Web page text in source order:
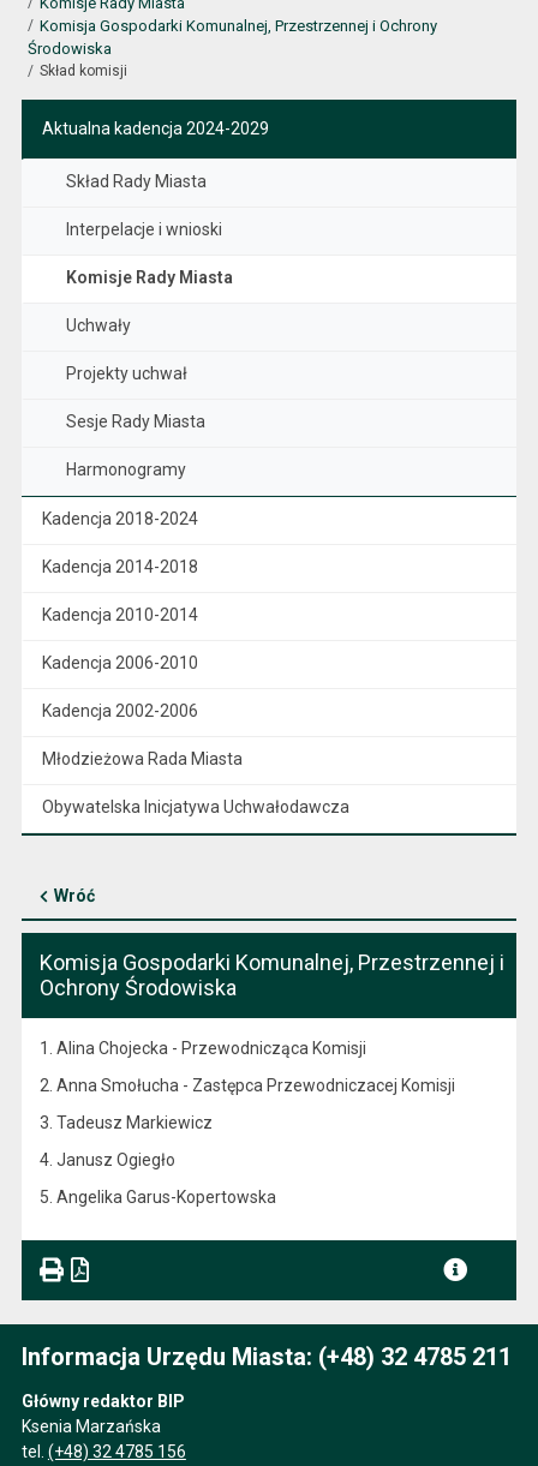
Komisja Gospodarki Komunalnej, Przestrzennej i Ochrony
Środowiska
Skład komisji
Aktualna kadencja 2024-2029
Skład Rady Miasta
Interpelacje i wnioski
Komisje Rady Miasta
Uchwały
Projekty uchwał
Sesje Rady Miasta
Harmonogramy
Kadencja 2018-2024
Kadencja 2014-2018
Kadencja 2010-2014
Kadencja 2006-2010
Kadencja 2002-2006
Młodzieżowa Rada Miasta
Obywatelska Inicjatywa Uchwałodawcza
Wróć
Komisja Gospodarki Komunalnej, Przestrzennej i
Ochrony Środowiska
1. Alina Chojecka - Przewodnicząca Komisji
2. Anna Smołucha - Zastępca Przewodniczacej Komisji
3. Tadeusz Markiewicz
4. Janusz Ogiegło
5. Angelika Garus-Kopertowska
Informacja Urzędu Miasta: (+48) 32 4785 211
Główny redaktor BIP
Ksenia Marzańska
tel. (+48) 32 4785 156